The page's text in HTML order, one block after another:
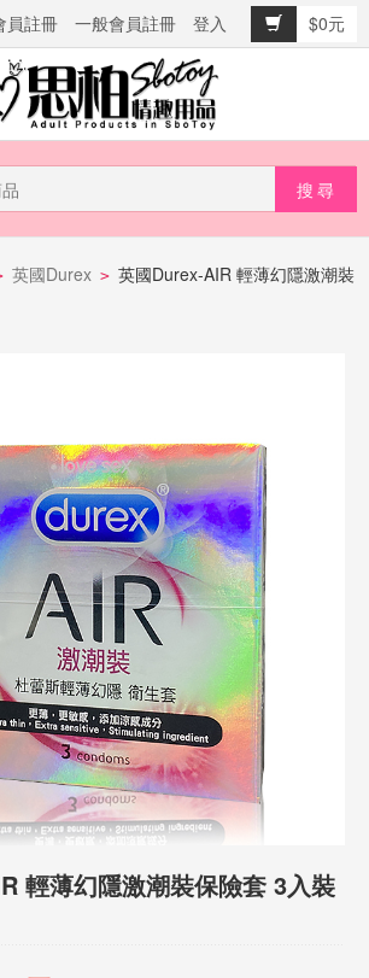
員註冊 一般會員註冊 登入
$0元
英國Durex > 英國Durex-AIR 輕薄幻隱激潮裝
輕薄幻隱激潮裝保險套 3入裝